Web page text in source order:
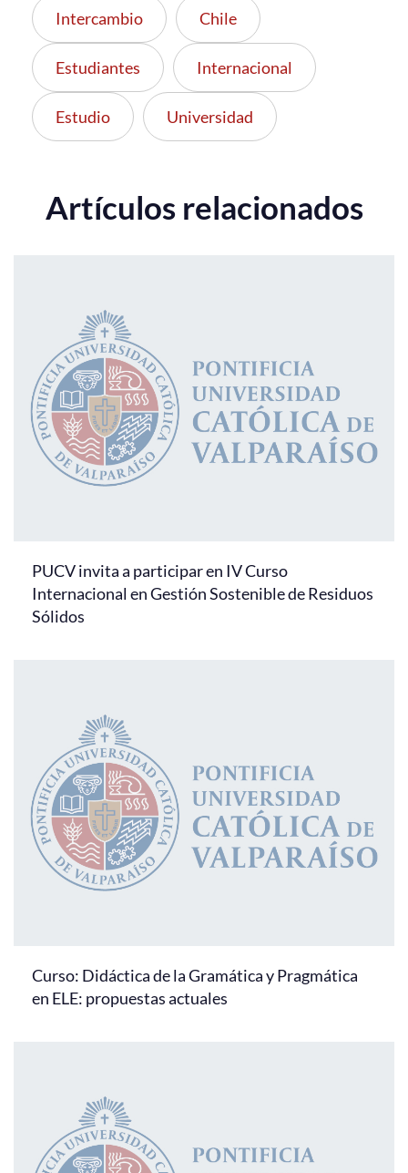
Intercambio Chile
Estudiantes Internacional
Estudio Universidad
Artículos relacionados
PUCV invita a participar en IV Curso
Internacional en Gestión Sostenible de Residuos
Sólidos
Curso: Didáctica de la Gramática y Pragmática
en ELE: propuestas actuales